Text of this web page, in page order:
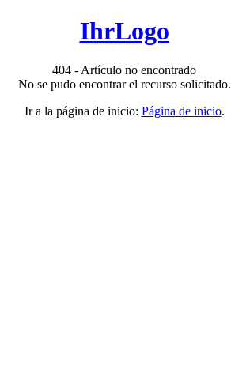
IhrLogo
404 - Artículo no encontrado
No se pudo encontrar el recurso solicitado.
Ir a la página de inicio: Página de inicio.